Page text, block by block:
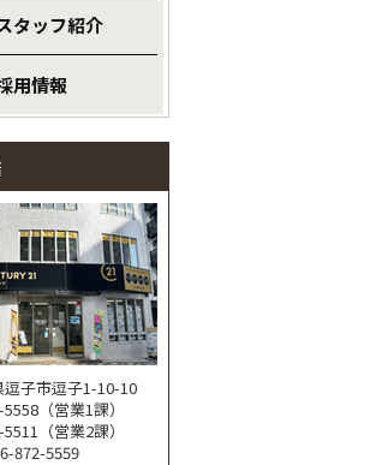
タッフ紹介
用情報
子市逗子1-10-10
（営業1課）
（営業2課）
872-5559